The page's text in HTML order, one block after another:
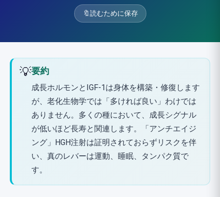
🔖読むために保存
💡要約
成長ホルモンとIGF-1は身体を構築・修復します
が、老化生物学では「多ければ良い」わけでは
ありません。多くの種において、成長シグナル
が低いほど長寿と関連します。「アンチエイジ
ング」HGH注射は証明されておらずリスクを伴
い、真のレバーは運動、睡眠、タンパク質で
す。